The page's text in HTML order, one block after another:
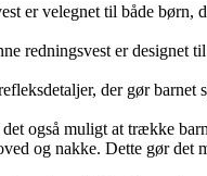
er velegnet til både børn,
redningsvest er designet
der gør
også muligt at trække
og nakke. Dette gør